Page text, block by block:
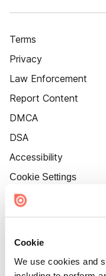
Cookie
We use cookies and
Terms
Privacy
Law Enforcement
Report Content
DMCA
DSA
Accessibility
Cookie Settings